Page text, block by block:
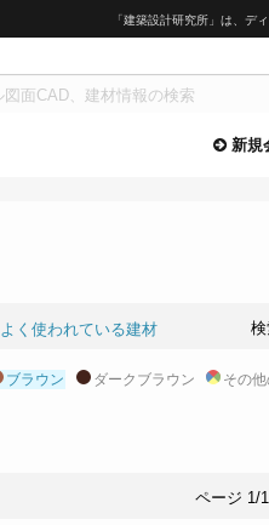
「建築設計研究所」は、デ
新規
よく使われている建材
ブラウン ダークブラウン
その
ページ 1/1